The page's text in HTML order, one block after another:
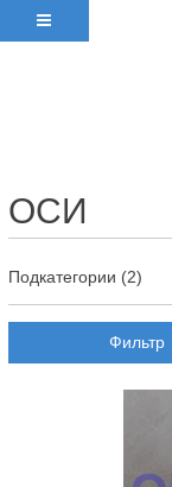
ОСИ
Подкатегории (2)
Фильтр